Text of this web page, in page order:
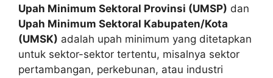
Upah Minimum Sektoral Provinsi (UMSP) dan
Upah Minimum Sektoral Kabupaten/Kota
(UMSK) adalah upah minimum yang ditetapkan
untuk sektor-sektor tertentu, misalnya sektor
pertambangan, perkebunan, atau industri